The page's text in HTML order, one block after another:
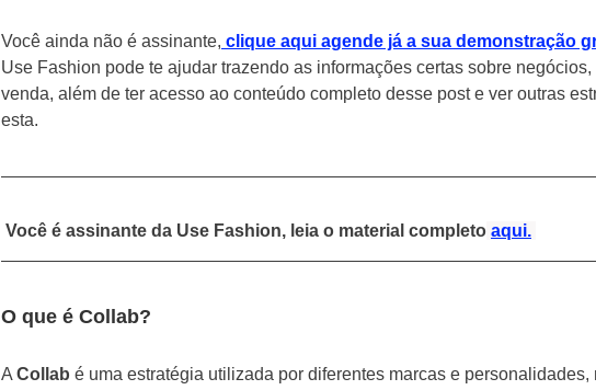
Você ainda não é assinante, clique aqui agende já a sua demonstração
Use Fashion pode te ajudar trazendo as informações certas sobre
venda, além de ter acesso ao conteúdo completo desse post e ver outras
esta.
Você é assinante da Use Fashion, leia o material completo aqui.
O que é Collab?
A Collab é uma estratégia utilizada por diferentes marcas e